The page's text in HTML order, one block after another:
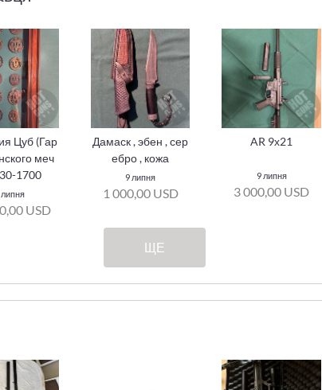
Цуб (Гар
меч
1700
USD
Дамаск , эбен , сер
ебро , кожа
9 липня
1 000,00 USD
AR 9х21
9 липня
3 000,00 USD
ЩЕ